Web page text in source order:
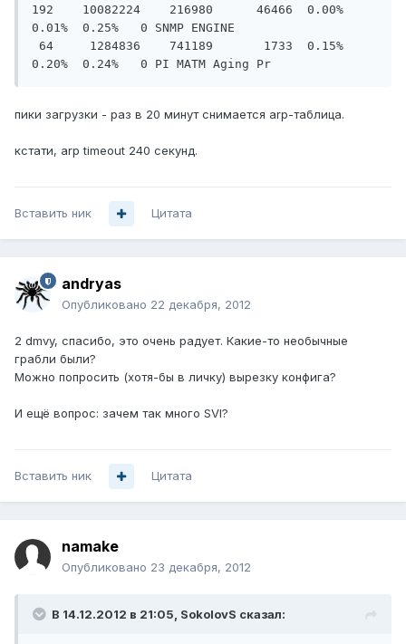
192    10082224    216980      46466  0.00%
0.01%  0.25%   0 SNMP ENGINE
0.20%  0.24%   0 PI MATM Aging Pr
пики загрузки - раз в 20 минут снимается arp-таблица.
кстати, arp timeout 240 секунд.
Вставить ник Цитата
andryas
Опубликовано 22 декабря, 2012
2 dmvy, спасибо, это очень радует. Какие-то необычные
грабли были?
Можно попросить (хотя-бы в личку) вырезку конфига?
И ещё вопрос: зачем так много SVI?
Вставить ник Цитата
namake
Опубликовано 23 декабря, 2012
В 14.12.2012 в 21:05, SokolovS сказал: